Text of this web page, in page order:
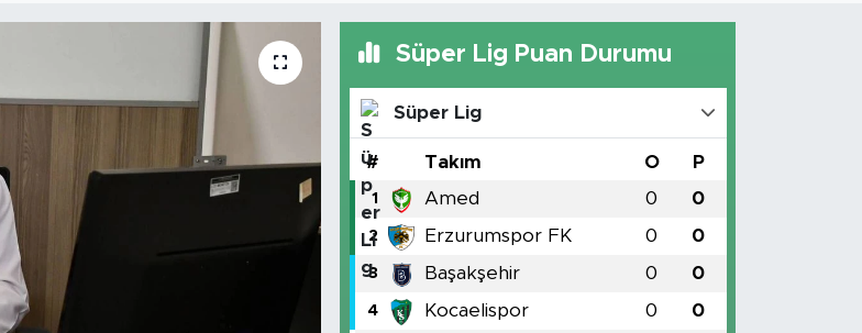
Süper Lig Puan Durumu
Süper Lig
# Takım O P
1 Amed 0 0
2 Erzurumspor FK 0 0
3 Başakşehir 0 0
4 Kocaelispor 0 0